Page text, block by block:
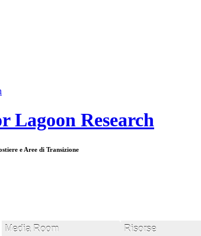
Lagoon Research
e Aree di Transizione
Media Room
Risorse